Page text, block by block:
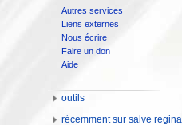
Autres services
Liens externes
Nous écrire
Faire un don
Aide
outils
récemment sur salve regina